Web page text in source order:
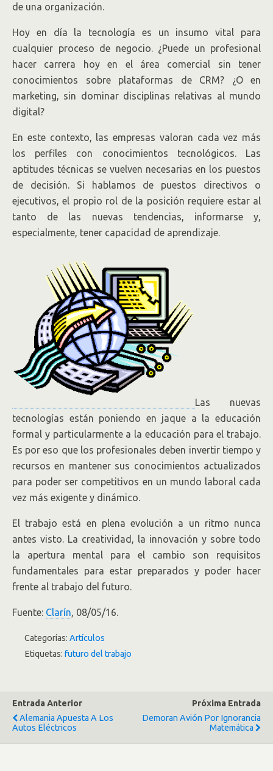
de una organización.
Hoy en día la tecnología es un insumo vital para
cualquier proceso de negocio. ¿Puede un profesional
hacer carrera hoy en el área comercial sin tener
conocimientos sobre plataformas de CRM? ¿O en
marketing, sin dominar disciplinas relativas al mundo
digital?
En este contexto, las empresas valoran cada vez más
los perfiles con conocimientos tecnológicos. Las
aptitudes técnicas se vuelven necesarias en los puestos
de decisión. Si hablamos de puestos directivos o
ejecutivos, el propio rol de la posición requiere estar al
tanto de las nuevas tendencias, informarse y,
especialmente, tener capacidad de aprendizaje.
Las nuevas
tecnologías están poniendo en jaque a la educación
formal y particularmente a la educación para el trabajo.
Es por eso que los profesionales deben invertir tiempo y
recursos en mantener sus conocimientos actualizados
para poder ser competitivos en un mundo laboral cada
vez más exigente y dinámico.
El trabajo está en plena evolución a un ritmo nunca
antes visto. La creatividad, la innovación y sobre todo
la apertura mental para el cambio son requisitos
fundamentales para estar preparados y poder hacer
frente al trabajo del futuro.
Fuente: Clarín, 08/05/16.
Categorías: Artículos
Etiquetas: futuro del trabajo
Entrada Anterior
Alemania Apuesta A Los
Autos Eléctricos
Próxima Entrada
Demoran Avión Por Ignorancia
Matemática